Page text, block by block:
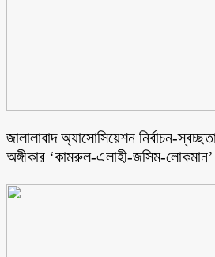
জালালাবাদ অ্যাসোসিয়েশন নির্বাচন-
অঙ্গীকার ‘কামরুল-এলাহী-জসিম-লোকমান’